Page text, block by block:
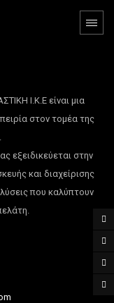
Ι.Κ.Ε είναι μια
στον τομέα της
εξειδικεύεται στην
και διαχείρισης
που καλύπτουν